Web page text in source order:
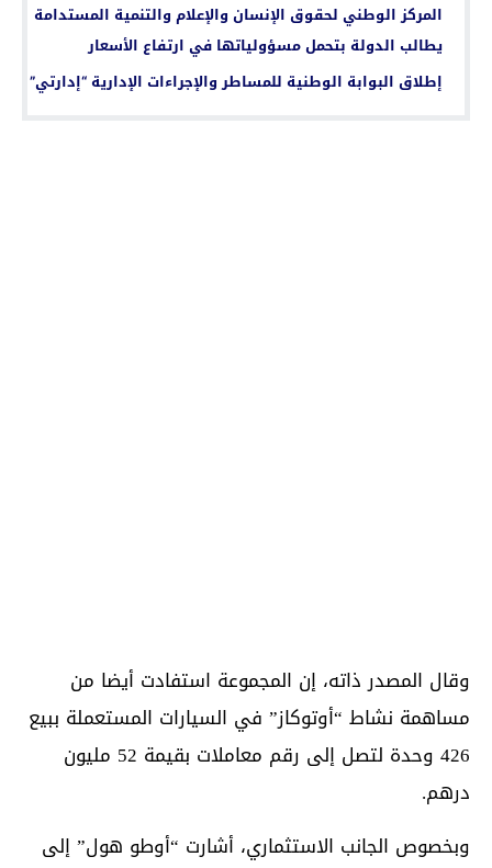
المركز الوطني لحقوق الإنسان والإعلام والتنمية المستدامة
يطالب الدولة بتحمل مسؤولياتها في ارتفاع الأسعار
إطلاق البوابة الوطنية للمساطر والإجراءات الإدارية “إدارتي”
وقال المصدر ذاته، إن المجموعة استفادت أيضا من
مساهمة نشاط “أوتوكاز” في السيارات المستعملة ببيع
426 وحدة لتصل إلى رقم معاملات بقيمة 52 مليون
درهم.
وبخصوص الجانب الاستثماري، أشارت “أوطو هول” إلى